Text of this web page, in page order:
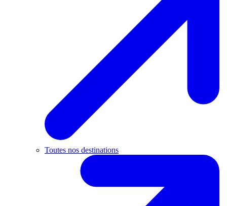
Toutes nos destinations